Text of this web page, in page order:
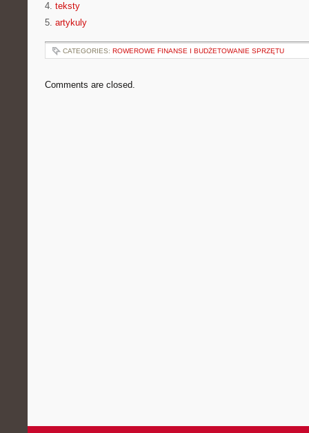
4. teksty
5. artykuly
CATEGORIES: ROWEROWE FINANSE I BUDŻETOWANIE SPRZĘTU
Comments are closed.